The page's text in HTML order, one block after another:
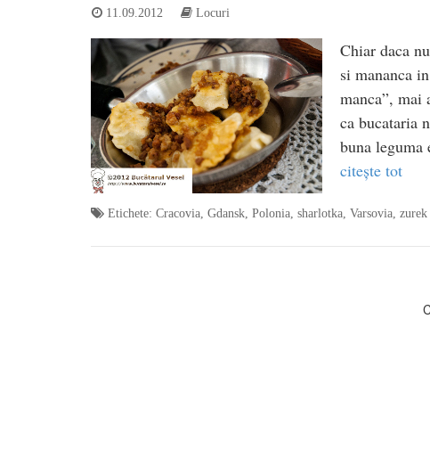
11.09.2012 Locuri
Chiar daca
si mananca
manca”, mai
ca bucataria
buna
citește tot
Etichete: Cracovia Gdansk Polonia sharlotka Varsovia zurek